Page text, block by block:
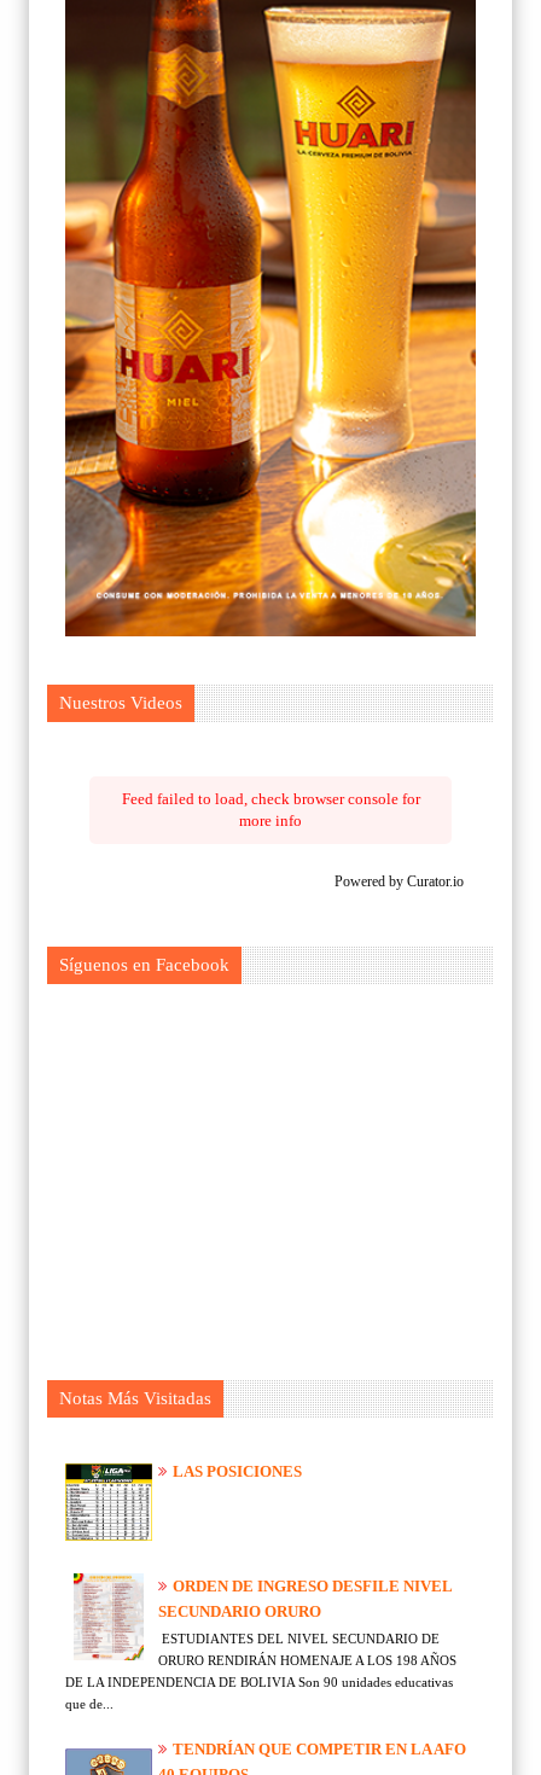
Nuestros Videos
Feed failed to load, check browser console for
more info
Powered by Curator.io
Síguenos en Facebook
Notas Más Visitadas
LAS POSICIONES
ORDEN DE INGRESO DESFILE NIVEL
SECUNDARIO ORURO
ESTUDIANTES DEL NIVEL SECUNDARIO DE
ORURO RENDIRÁN HOMENAJE A LOS 198 AÑOS
DE LA INDEPENDENCIA DE BOLIVIA Son 90 unidades educativas
que de...
TENDRÍAN QUE COMPETIR EN LA AFO